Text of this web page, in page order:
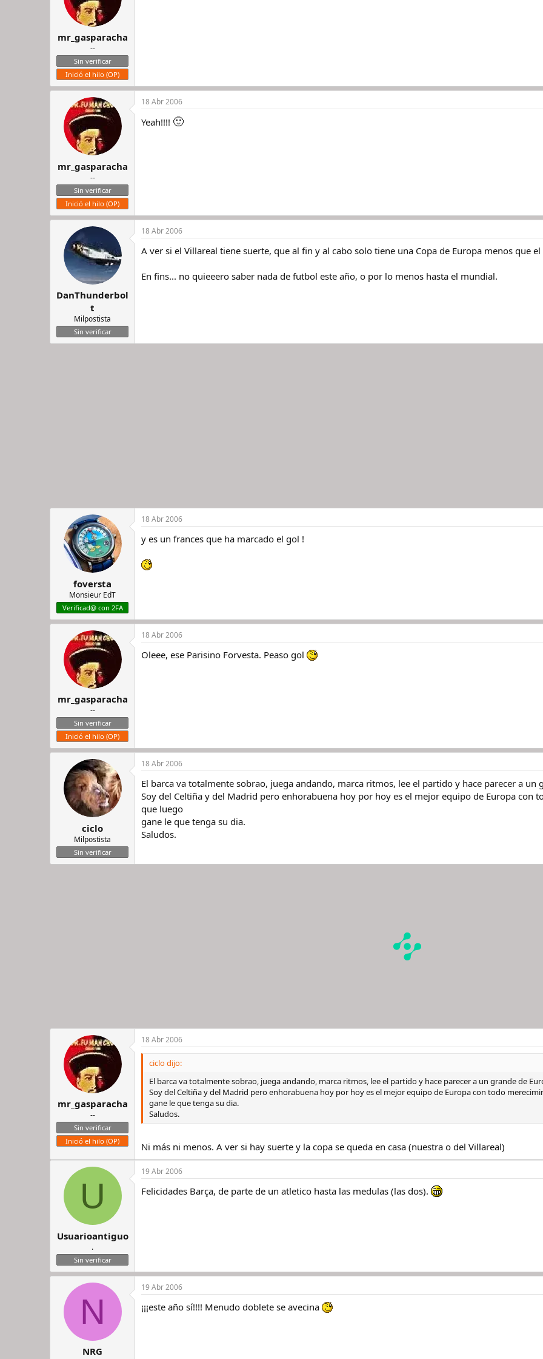
mr_gasparacha
--
Sin verificar
Inició el hilo (OP)
mr_gasparacha
--
Sin verificar
Inició el hilo (OP)
18 Abr 2006
Yeah!!!! 🙂
DanThunderbol
t
Milpostista
Sin verificar
18 Abr 2006
A ver si el Villareal tiene suerte, que al fin y al cabo solo tiene una Copa de Europa menos que
En fins... no quieeero saber nada de futbol este año, o por lo menos hasta el mundial.
foversta
Monsieur EdT
Verificad@ con 2FA
18 Abr 2006
y es un frances que ha marcado el gol !
mr_gasparacha
--
Sin verificar
Inició el hilo (OP)
18 Abr 2006
Oleee, ese Parisino Forvesta. Peaso gol
ciclo
Milpostista
Sin verificar
18 Abr 2006
El barca va totalmente sobrao, juega andando, marca ritmos, lee el partido y hace parecer a
Soy del Celtiña y del Madrid pero enhorabuena hoy por hoy es el mejor equipo de Europa con
que luego
gane le que tenga su dia.
Saludos.
mr_gasparacha
--
Sin verificar
Inició el hilo (OP)
18 Abr 2006
ciclo dijo:
El barca va totalmente sobrao, juega andando, marca ritmos, lee el partido y hace parecer a un grande de
Soy del Celtiña y del Madrid pero enhorabuena hoy por hoy es el mejor equipo de Europa con todo
gane le que tenga su dia.
Saludos.
Ni más ni menos. A ver si hay suerte y la copa se queda en casa (nuestra o del Villareal)
U
Usuarioantiguo
.
Sin verificar
19 Abr 2006
Felicidades Barça, de parte de un atletico hasta las medulas (las dos).
N
NRG
19 Abr 2006
¡¡¡este año sí!!!! Menudo doblete se avecina